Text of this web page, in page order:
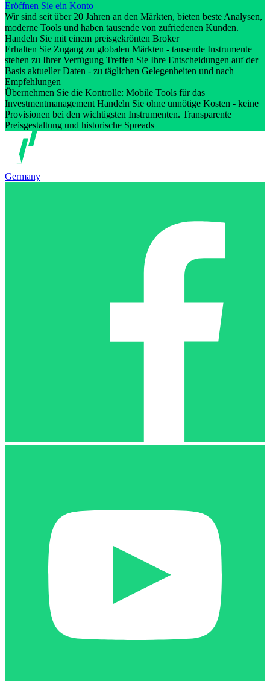
Eröffnen Sie ein Konto
Wir sind seit über 20 Jahren an den Märkten, bieten beste Analysen,
moderne Tools und haben tausende von zufriedenen Kunden.
Handeln Sie mit einem preisgekrönten Broker
Erhalten Sie Zugang zu globalen Märkten - tausende Instrumente
stehen zu Ihrer Verfügung Treffen Sie Ihre Entscheidungen auf der
Basis aktueller Daten - zu täglichen Gelegenheiten und nach
Empfehlungen
Übernehmen Sie die Kontrolle: Mobile Tools für das
Investmentmanagement Handeln Sie ohne unnötige Kosten - keine
Provisionen bei den wichtigsten Instrumenten. Transparente
Preisgestaltung und historische Spreads
Germany